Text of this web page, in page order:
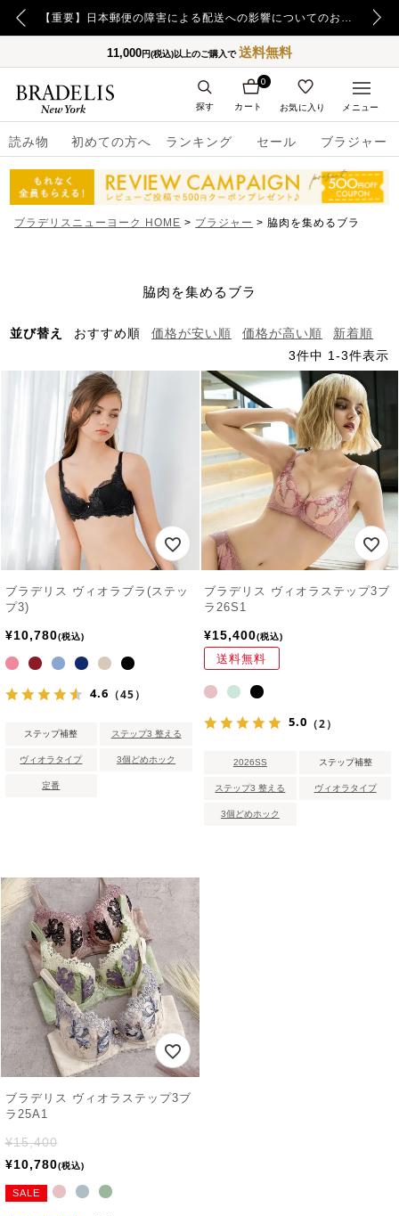
【重要】日本郵便の障害による配送への影響についてのお詫び
11,000円(税込)以上のご購入で送料無料
読み物 初めての方へ ランキング セール ブラジャー
カート
0
お気に入り
探す メニュー
ブラデリスニューヨーク HOME ブラジャー 脇肉を集めるブラ
脇肉を集めるブラ
並び替え おすすめ順 価格が安い順 価格が高い順
新着順
3件中 1 -3件表示
ブラデリス ヴィオラブラ(ステッ
プ3)
¥10,780 税込
4.6 （45）
ステップ補整 ステップ3 整える
ヴィオラタイプ 3個どめホック
定番
ブラデリス ヴィオラステップ3ブ
ラ26S1
¥15,400 税込
送料無料
5.0 （2）
2026SS ステップ補整
ステップ3 整える ヴィオラタイプ
3個どめホック
ブラデリス ヴィオラステップ3ブ
ラ25A1
¥15,400
¥10,780 税込
SALE